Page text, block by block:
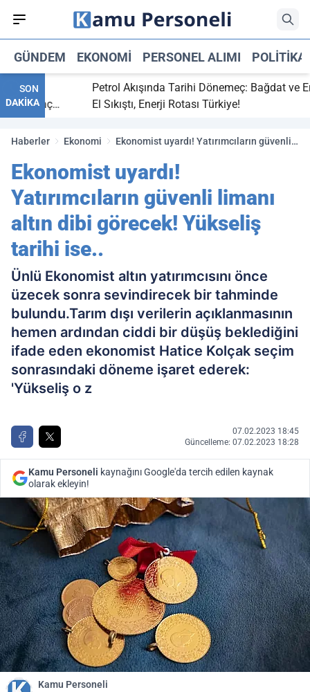
GÜNDEM EKONOMI PERSONEL ALIMI POLITIKA
SON
DAKİKA
bitti,
maç
Petrol Akışında Tarihi Dönemeç: Bağdat ve Erbil
El Sıkıştı, Enerji Rotası Türkiye!
Haberler Ekonomi
Ekonomist uyardı! Yatırımcıların güvenli
ise..
Ekonomist uyardı!
Yatırımcıların güvenli limanı
altın dibi görecek! Yükseliş
tarihi ise..
Ünlü Ekonomist altın yatırımcısını önce
üzecek sonra sevindirecek bir tahminde
bulundu.Tarım dışı verilerin açıklanmasının
hemen ardından ciddi bir düşüş beklediğini
ifade eden ekonomist Hatice Kolçak seçim
sonrasındaki döneme işaret ederek:
'Yükseliş o z
07.02.2023 18:45
Güncelleme: 07.02.2023 18:28
Kamu Personeli kaynağını Google'da tercih edilen kaynak
olarak ekleyin!
Kamu Personeli